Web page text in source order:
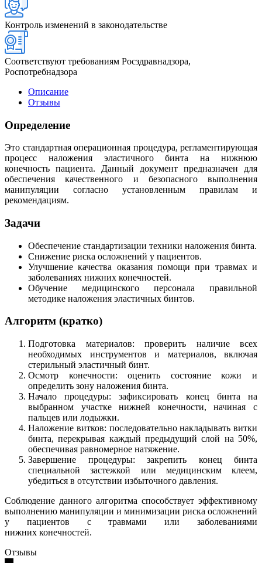
Контроль изменений в законодательстве
Соответствуют требованиям Росздравнадзора,
Роспотребнадзора
Описание
Отзывы
Определение
Это стандартная операционная процедура, регламентирующая
процесс наложения эластичного бинта на нижнюю
конечность пациента. Данный документ предназначен для
обеспечения качественного и безопасного выполнения
манипуляции согласно установленным правилам и
рекомендациям.
Задачи
Обеспечение стандартизации техники наложения бинта.
Снижение риска осложнений у пациентов.
Улучшение качества оказания помощи при травмах и
заболеваниях нижних конечностей.
Обучение медицинского персонала правильной
методике наложения эластичных бинтов.
Алгоритм (кратко)
Подготовка материалов: проверить наличие всех
необходимых инструментов и материалов, включая
стерильный эластичный бинт.
Осмотр конечности: оценить состояние кожи и
определить зону наложения бинта.
Начало процедуры: зафиксировать конец бинта на
выбранном участке нижней конечности, начиная с
пальцев или лодыжки.
Наложение витков: последовательно накладывать витки
бинта, перекрывая каждый предыдущий слой на 50%,
обеспечивая равномерное натяжение.
Завершение процедуры: закрепить конец бинта
специальной застежкой или медицинским клеем,
убедиться в отсутствии избыточного давления.
Соблюдение данного алгоритма способствует эффективному
выполнению манипуляции и минимизации риска осложнений
у пациентов с травмами или заболеваниями
нижних конечностей.
Отзывы